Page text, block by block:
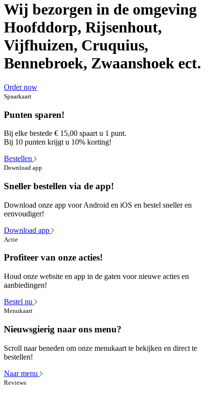
Wij bezorgen in de omgeving
Hoofddorp, Rijsenhout,
Vijfhuizen, Cruquius,
Bennebroek, Zwaanshoek ect.
Order now
Spaarkaart
Punten sparen!
Bij elke bestede € 15,00 spaart u 1 punt.
Bij 10 punten krijgt u 10% korting!
Bestellen
Download app
Sneller bestellen via de app!
Download onze app voor Android en iOS en bestel sneller en
eenvoudiger!
Download app
Actie
Profiteer van onze acties!
Houd onze website en app in de gaten voor nieuwe acties en
aanbiedingen!
Bestel nu
Menukaart
Nieuwsgierig naar ons menu?
Scroll naar beneden om onze menukaart te bekijken en direct te
bestellen!
Naar menu
Reviews